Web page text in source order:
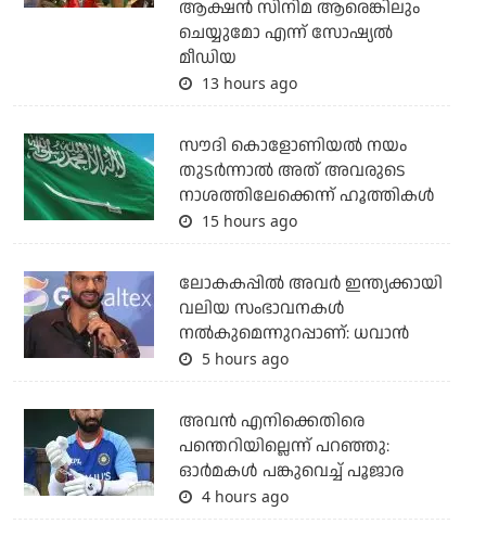
ആക്ഷന്‍ സിനിമ ആരെങ്കിലും
ചെയ്യുമോ എന്ന് സോഷ്യല്‍
മീഡിയ
13 hours ago
സൗദി കൊളോണിയല്‍ നയം
തുടര്‍ന്നാല്‍ അത് അവരുടെ
നാശത്തിലേക്കെന്ന് ഹൂത്തികള്‍
15 hours ago
ലോകകപ്പിൽ അവര്‍ ഇന്ത്യക്കായി
വലിയ സംഭാവനകള്‍
നല്‍കുമെന്നുറപ്പാണ്: ധവാന്‍
5 hours ago
അവന്‍ എനിക്കെതിരെ
പന്തെറിയില്ലെന്ന് പറഞ്ഞു:
ഓര്‍മകള്‍ പങ്കുവെച്ച് പൂജാര
4 hours ago